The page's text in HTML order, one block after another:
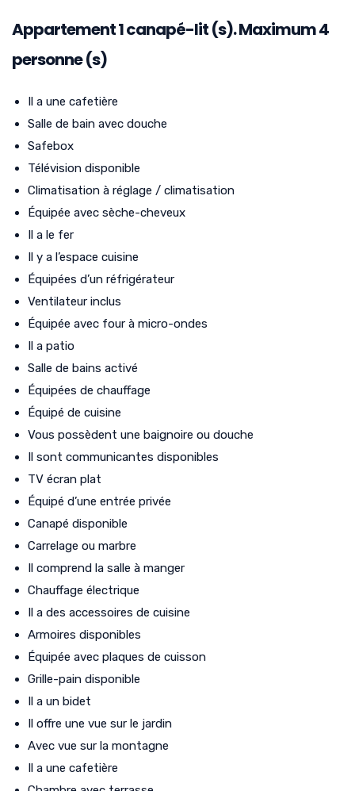
Appartement1canapé-lit (s). Maximum 4
personne (s)
Il a une cafetière
Salle de bain avec douche
Safebox
Télévision disponible
Climatisation à réglage / climatisation
Équipée avec sèche-cheveux
Il a le fer
Il y a l’espace cuisine
Équipées d’un réfrigérateur
Ventilateur inclus
Équipée avec four à micro-ondes
Il a patio
Salle de bains activé
Équipées de chauffage
Équipé de cuisine
Vous possèdent une baignoire ou douche
Il sont communicantes disponibles
TV écran plat
Équipé d’une entrée privée
Canapé disponible
Carrelage ou marbre
Il comprend la salle à manger
Chauffage électrique
Il a des accessoires de cuisine
Armoires disponibles
Équipée avec plaques de cuisson
Grille-pain disponible
Il a un bidet
Il offre une vue sur le jardin
Avec vue sur la montagne
Il a une cafetière